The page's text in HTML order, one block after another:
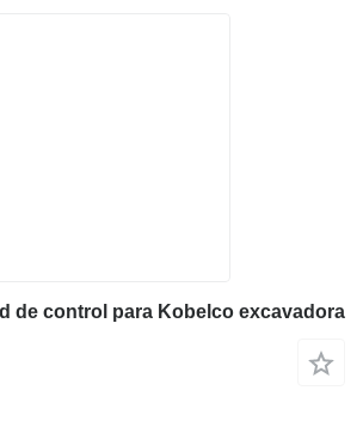
de control para Kobelco excavadora